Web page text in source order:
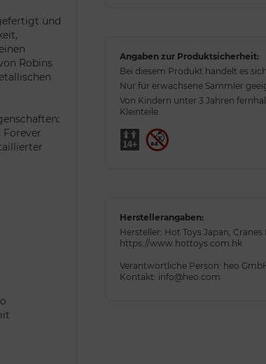
und
Robins
Angaben zur Produktsicherheit:
Bei diesem Produkt handelt es
Nur für erwachsene Sammler
Von Kindern unter 3 Jahren
Kleinteile.
Herstellerangaben:
Hersteller: Hot Toys Japan, Cranes
https://www.hottoys.com.hk
Verantwortliche Person: heo
Kontakt: info@heo.com